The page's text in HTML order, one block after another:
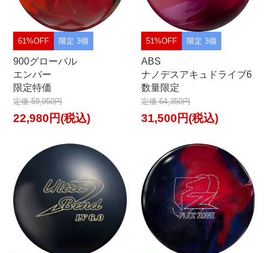
61%OFF 限定 3個
900グローバル
エンバー
限定特価
定価 59,950円
22,980円(税込)
51%OFF 限定 3個
ABS
ナノデスアキュドライブ6
数量限定
定価 64,350円
31,500円(税込)